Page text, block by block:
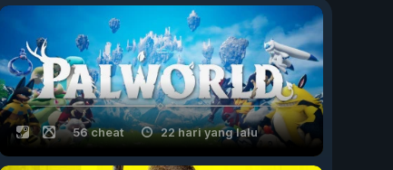
56 cheat 22 hari yang lalu